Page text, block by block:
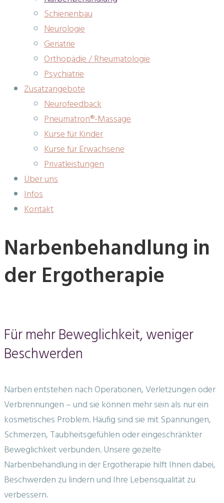
Schienenbau
Neurologie
Geriatrie
Orthopädie / Rheumatologie
Psychiatrie
Zusatzangebote
Neurofeedback
Pneumatron®-Massage
Kurse für Kinder
Kurse für Erwachsene
Privatleistungen
Über uns
Infos
Kontakt
Narbenbehandlung
Narbenbehandlung in
der Ergotherapie
Für mehr Beweglichkeit, weniger
Beschwerden
Narben entstehen nach Operationen, Verletzungen oder
Verbrennungen – und sie können mehr sein als nur ein
kosmetisches Problem. Häufig sind sie mit Spannungen,
Schmerzen, Taubheitsgefühlen oder eingeschränkter
Beweglichkeit verbunden. Unsere gezielte
Narbenbehandlung in der Ergotherapie hilft Ihnen dabei,
Beschwerden zu lindern und Ihre Lebensqualität zu
verbessern.